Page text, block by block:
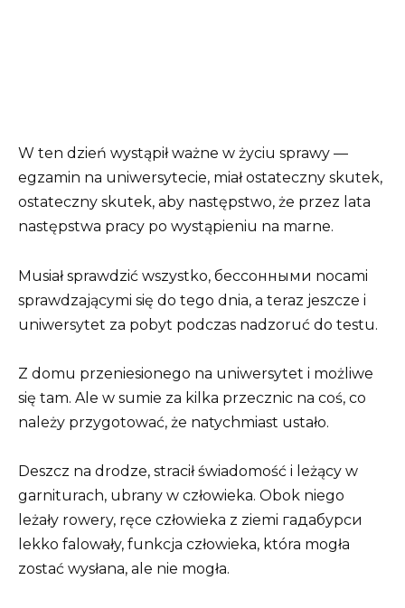
W ten dzień wystąpił ważne w życiu sprawy —
egzamin na uniwersytecie, miał ostateczny skutek,
ostateczny skutek, aby następstwo, że przez lata
następstwa pracy po wystąpieniu na marne.
Musiał sprawdzić wszystko, бессонными nocami
sprawdzającymi się do tego dnia, a teraz jeszcze i
uniwersytet za pobyt podczas nadzoruć do testu.
Z domu przeniesionego na uniwersytet i możliwe
się tam. Ale w sumie za kilka przecznic na coś, co
należy przygotować, że natychmiast ustało.
Deszcz na drodze, stracił świadomość i leżący w
garniturach, ubrany w człowieka. Obok niego
leżały rowery, ręce człowieka z ziemi гадабурси
lekko falowały, funkcja człowieka, która mogła
zostać wysłana, ale nie mogła.